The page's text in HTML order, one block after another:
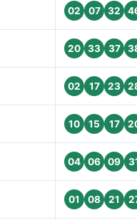
02 07 32
20 33 37
02 17 23
10 15 17
04 06 09
01 08 21